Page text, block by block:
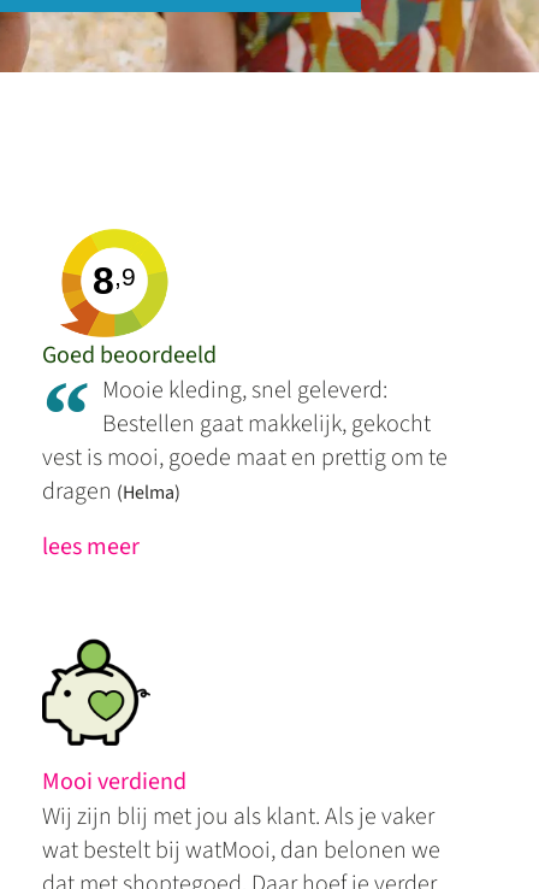
8,9
Goed beoordeeld
“ Mooie kleding, snel geleverd:
Bestellen gaat makkelijk, gekocht
vest is mooi, goede maat en prettig om te
dragen (Helma)
lees meer
Mooi verdiend
Wij zijn blij met jou als klant. Als je vaker
wat bestelt bij watMooi, dan belonen we